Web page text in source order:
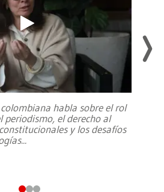
habla sobre el rol
periodismo, el derecho al
y los desafíos
...